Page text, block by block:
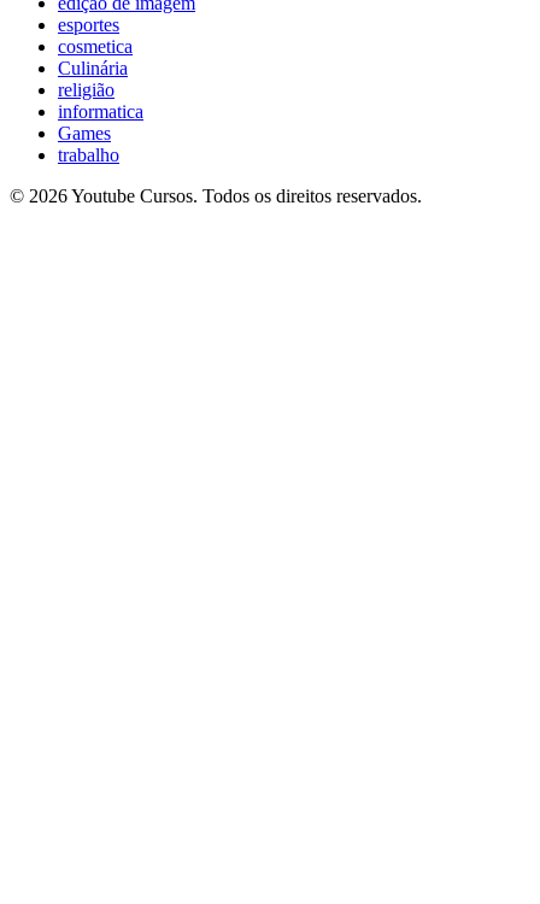
esportes
cosmetica
Culinária
religião
informatica
Games
trabalho
© 2026 Youtube Cursos. Todos os direitos reservados.